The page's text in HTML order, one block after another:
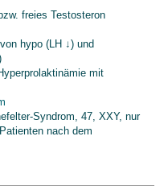
freies Testosteron
hypo (LH ↓) und
mit
Syndrom, 47, XXY, nur
nach dem